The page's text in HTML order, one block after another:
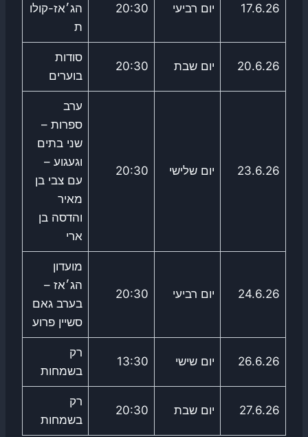
17.6.26 יום רביעי 20:30
הג׳אז-קולו
ת
20.6.26 יום שבת 20:30
סודות
בוערים
23.6.26 יום שלישי 20:30
ערב
ספרות –
שני בתים
וגעגוע –
עם צבי בן
מאיר
והדסה בן
ארי
24.6.26 יום רביעי 20:30
מועדון
הג׳אז –
בערב גאם
סשיין פרוע
26.6.26 יום שישי 13:30
רק
בשמחות
27.6.26 יום שבת 20:30
רק
בשמחות